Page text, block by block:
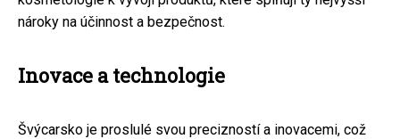
nároky na účinnost a bezpečnost.
Inovace a technologie
Švýcarsko je proslulé svou precizností a inovacemi, což